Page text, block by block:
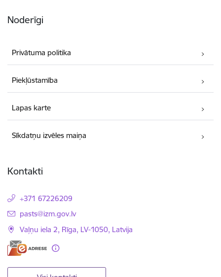
Noderīgi
Privātuma politika
Piekļūstamība
Lapas karte
Sīkdatņu izvēles maiņa
Kontakti
+371 67226209
E-pasts:
pasts@izm.gov.lv
Vaļņu iela 2, Rīga, LV-1050, Latvija